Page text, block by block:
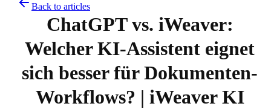
Back to articles
ChatGPT vs. iWeaver:
Welcher KI-Assistent eignet
sich besser für Dokumenten-
Workflows? | iWeaver KI